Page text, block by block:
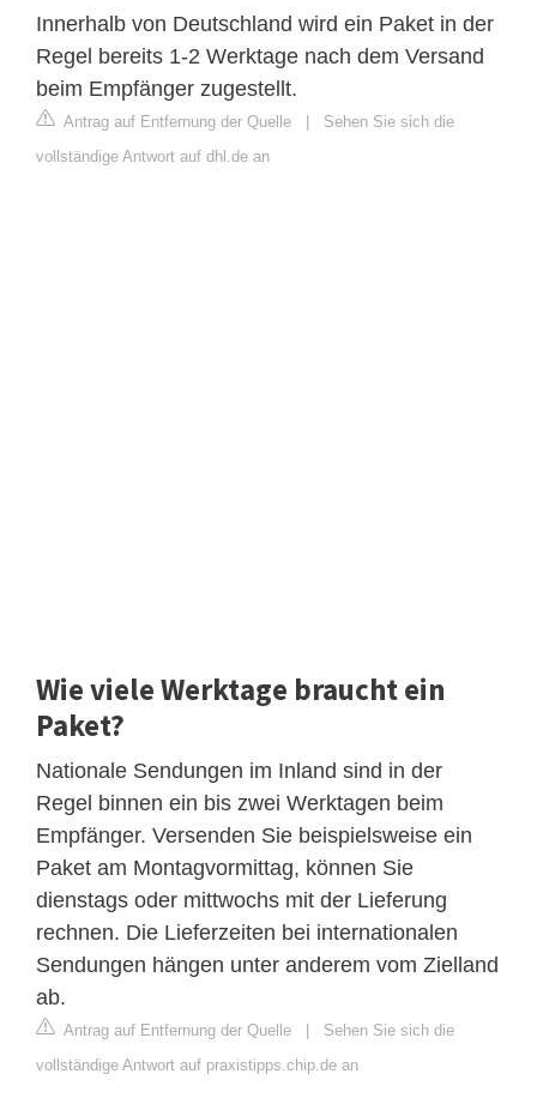
Innerhalb von Deutschland wird ein Paket in der
Regel bereits 1-2 Werktage nach dem Versand
beim Empfänger zugestellt.
Antrag auf Entfernung der Quelle
Sehen Sie sich die
vollständige Antwort auf dhl.de an
Wie viele Werktage braucht ein
Paket?
Nationale Sendungen im Inland sind in der
Regel binnen ein bis zwei Werktagen beim
Empfänger. Versenden Sie beispielsweise ein
Paket am Montagvormittag, können Sie
dienstags oder mittwochs mit der Lieferung
rechnen. Die Lieferzeiten bei internationalen
Sendungen hängen unter anderem vom Zielland
ab.
Antrag auf Entfernung der Quelle
Sehen Sie sich die
vollständige Antwort auf praxistipps.chip.de an